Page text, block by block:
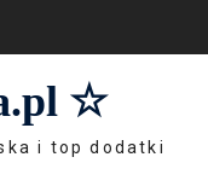
☆
i top dodatki